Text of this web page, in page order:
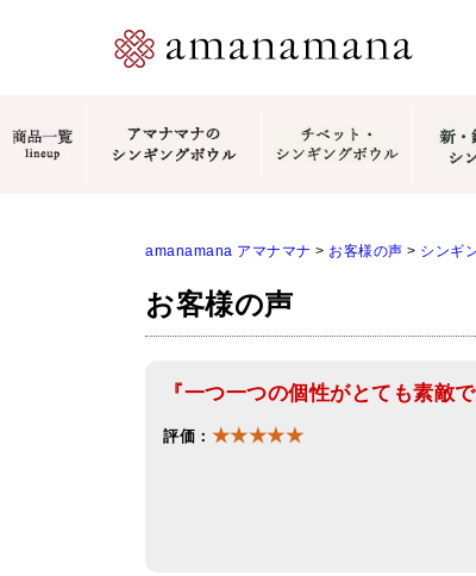
amanamana アマナマナ > お客様の声 > シンギ
お客様の声
『一つ一つの個性がとても素敵で
評価： ★★★★★